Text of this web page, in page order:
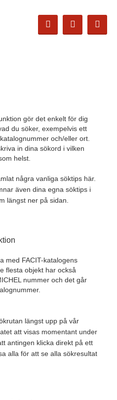
gör det enkelt för dig
du söker, exempelvis ett
och/eller ort.
in dina sökord i vilken
helst.
några vanliga söktips här.
även dina egna söktips i
längst ner på sidan.
med FACIT-katalogens
flesta objekt har också
nummer och det går
längst upp på vår
att visas momentant under
antingen klicka direkt på ett
alla för att se alla sökresultat